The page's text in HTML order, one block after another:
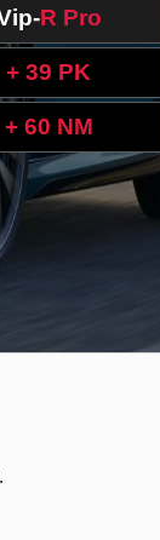
R Pro
+ 39 PK
+ 60 NM